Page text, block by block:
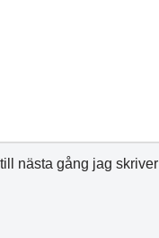
nästa gång jag